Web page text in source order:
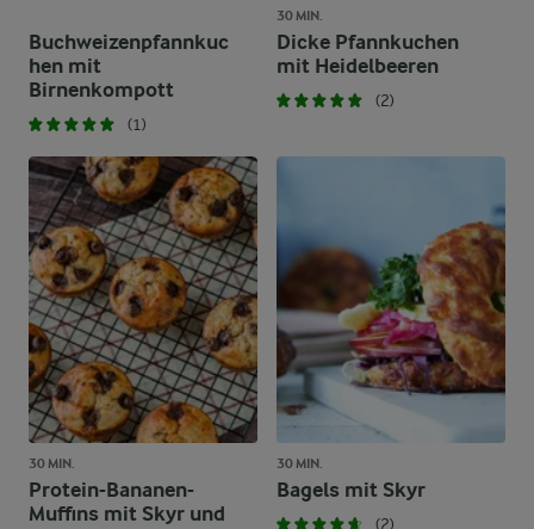
Buchweizenpfannkuc
hen mit
Birnenkompott
(1)
30 MIN.
Dicke Pfannkuchen
mit Heidelbeeren
(2)
30 MIN.
Protein-Bananen-
Muffins mit Skyr und
30 MIN.
Bagels mit Skyr
(2)